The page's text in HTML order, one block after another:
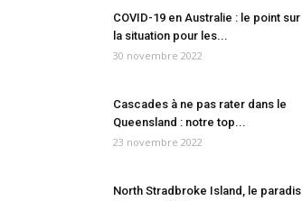
COVID-19 en Australie : le point sur
la situation pour les...
30 novembre 2022
Cascades à ne pas rater dans le
Queensland : notre top...
23 novembre 2022
North Stradbroke Island, le paradis